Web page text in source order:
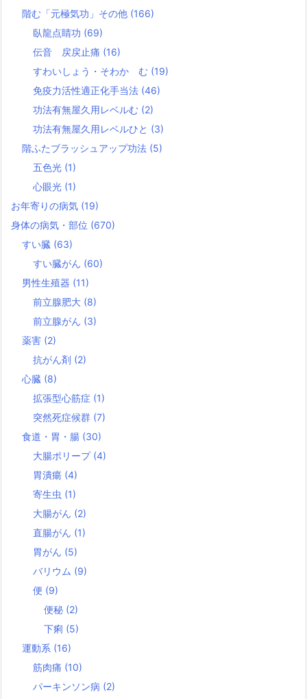
階む「元極気功」その他 (166)
臥龍点睛功 (69)
伝音 戻戻止痛 (16)
すわいしょう・そわか む (19)
免疫力活性適正化手当法 (46)
功法有無屋久用レベルむ (2)
功法有無屋久用レベルひと (3)
階ふたブラッシュアップ功法 (5)
五色光 (1)
心眼光 (1)
お年寄りの病気 (19)
身体の病気・部位 (670)
すい臓 (63)
すい臓がん (60)
男性生殖器 (11)
前立腺肥大 (8)
前立腺がん (3)
薬害 (2)
抗がん剤 (2)
心臓 (8)
拡張型心筋症 (1)
突然死症候群 (7)
食道・胃・腸 (30)
大腸ポリープ (4)
胃潰瘍 (4)
寄生虫 (1)
大腸がん (2)
直腸がん (1)
胃がん (5)
バリウム (9)
便 (9)
便秘 (2)
下痢 (5)
運動系 (16)
筋肉痛 (10)
パーキンソン病 (2)